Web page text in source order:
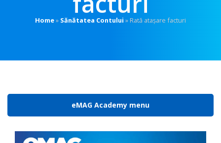
Home» Sănătatea Contului »Rată atașare facturi
eMAG Academy menu